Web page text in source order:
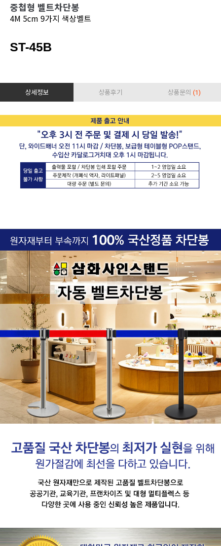
중첩형 벨트차단봉
4M 5cm 9가지 색상벨트
ST-45B
상세정보 상품후기 상품문의 (1)